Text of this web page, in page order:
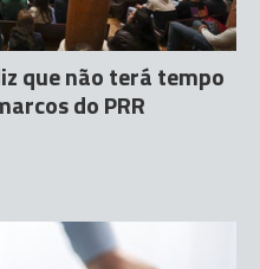
que não terá tempo
do PRR